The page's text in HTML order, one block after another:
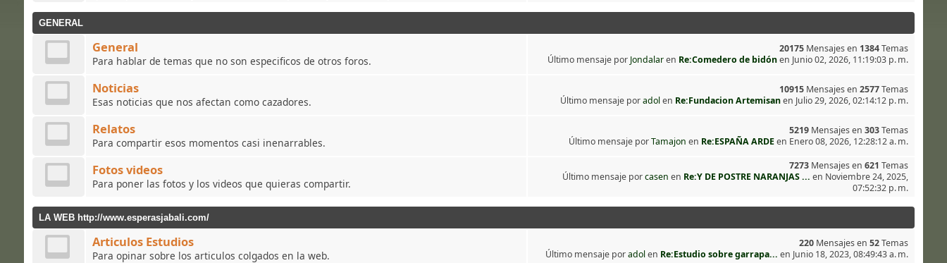
GENERAL
General
Para hablar de temas que no son especificos de otros foros.
20175Mensajes en 1384Temas
Último mensaje por Jondalaren Re:Comedero de bidónen Junio 02, 2026, 11:19:03 p. m.
Noticias
Esas noticias que nos afectan como cazadores.
10915Mensajes en 2577Temas
Último mensaje poradolen Re:Fundacion Artemisanen Julio 29, 2026, 02:14:12 p. m.
Relatos
Para compartir esos momentos casi inenarrables.
5219Mensajes en 303Temas
Último mensaje porTamajon en Re:ESPAÑA ARDEen Enero 08, 2026, 12:28:12 a. m.
Fotos videos
Para poner las fotos y los videos que quieras compartir.
7273Mensajes en 621 Temas
Último mensaje porcasen en Re:Y DE POSTRE NARANJAS ... en Noviembre 24, 2025,
07:52:32 p. m.
LA WEB http://www.esperasjabali.com/
Articulos Estudios
Para opinar sobre los articulos colgados en la web.
220Mensajes en 52Temas
Último mensaje poradolen Re:Estudio sobre garrapa... en Junio 18, 2023, 08:49:43 a. m.